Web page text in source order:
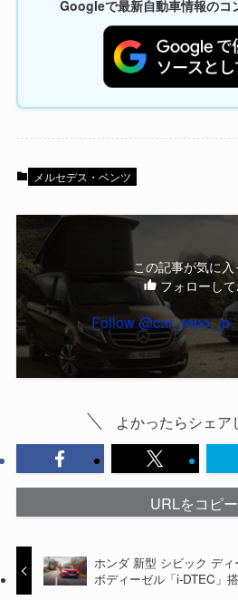
Googleで最新自動車情報のコ
メルセデス・ベンツ
この記事が気に入
フォローし
Follow @car_repo_jp
よかったらシェア
URLをコピ
ホンダ 新型 シビック デ
ボディーゼル「i-DTEC」